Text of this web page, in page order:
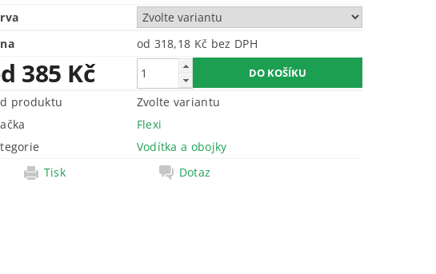
od 318,18 Kč bez DPH
385 Kč
produktu
Zvolte variantu
Flexi
Vodítka a obojky
Tisk
Dotaz